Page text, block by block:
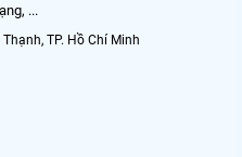
...
TP. Hồ Chí Minh